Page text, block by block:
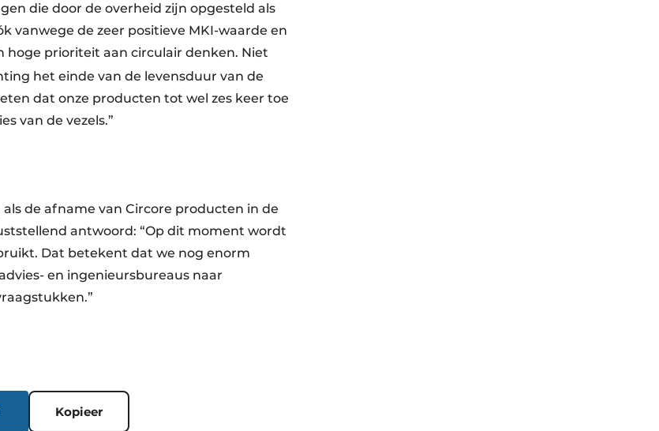
die door de overheid zijn opgesteld als
vanwege de zeer positieve MKI-waarde en
hoge prioriteit aan circulair denken. Niet
het einde van de levensduur van de
dat onze producten tot wel zes keer toe
van de vezels.”
de afname van Circore producten in de
antwoord: “Op dit moment wordt
Dat betekent dat we nog enorm
en ingenieursbureaus naar
Kopieer